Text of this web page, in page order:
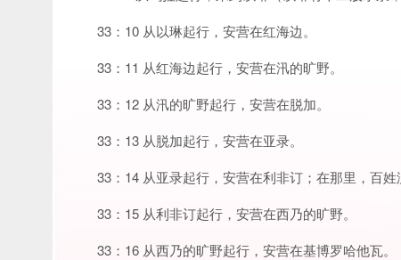
33：10 从以琳起行，安营在红海边。
33：11 从红海边起行，安营在汛的旷野。
33：12 从汛的旷野起行，安营在脱加。
33：13 从脱加起行，安营在亚录。
33：14 从亚录起行，安营在利非订；在那里，百姓
33：15 从利非订起行，安营在西乃的旷野。
33：16 从西乃的旷野起行，安营在基博罗哈他瓦。